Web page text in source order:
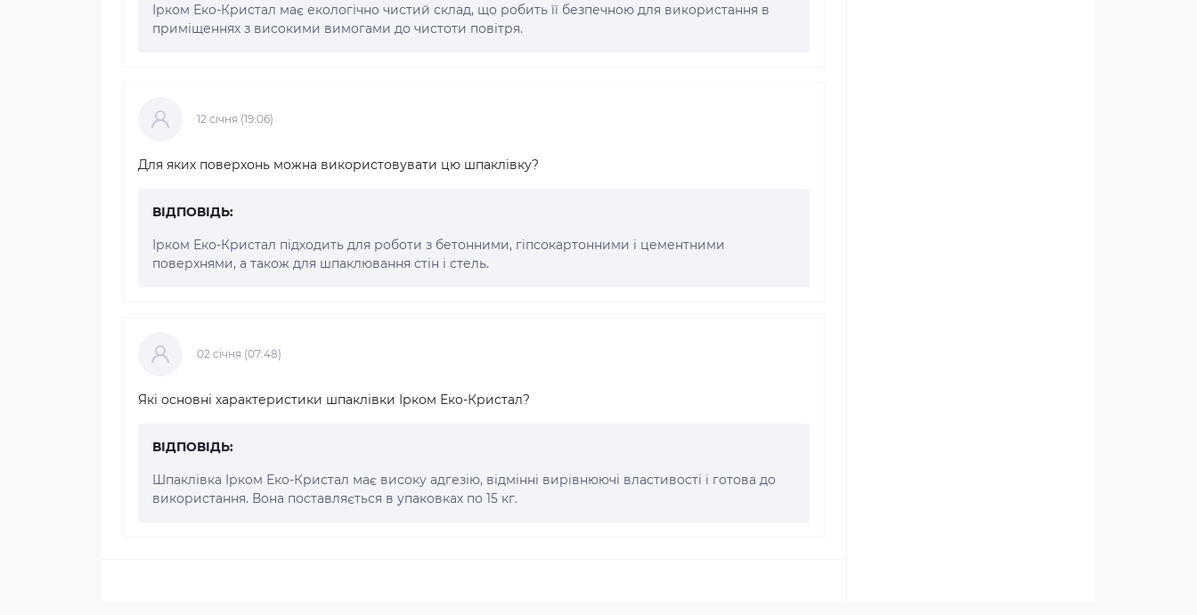
Ірком Еко-Кристал має екологічно чистий склад, що робить її безпечною для використання в
приміщеннях з високими вимогами до чистоти повітря.
12 cічня (19:06)
Для яких поверхонь можна використовувати цю шпаклівку?
ВІДПОВІДЬ:
Ірком Еко-Кристал підходить для роботи з бетонними, гіпсокартонними і цементними
поверхнями, а також для шпаклювання стін і стель.
02 cічня (07:48)
Які основні характеристики шпаклівки Ірком Еко-Кристал?
ВІДПОВІДЬ:
Шпаклівка Ірком Еко-Кристал має високу адгезію, відмінні вирівнюючі властивості і готова до
використання. Вона поставляється в упаковках по 15 кг.